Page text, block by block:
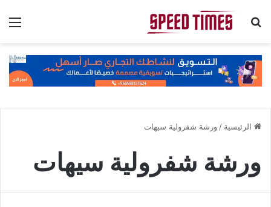
بحث عن
الرئيسية / ورشة شفرولية سيهات
ورشة شفرولية سيهات